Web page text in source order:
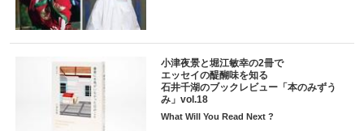
小津夜景と堀江敏幸の2冊で
エッセイの醍醐味を知る
石井千湖のブックレビュー「本のみずう
み」vol.18
What Will You Read Next ?